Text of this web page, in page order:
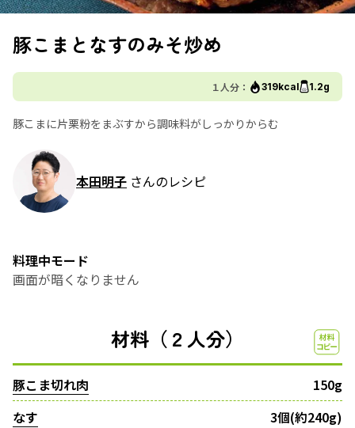
豚こまとなすのみそ炒め
１人分： 319kcal 1.2g
豚こまに片栗粉をまぶすから調味料がしっかりからむ
本田明子 さんのレシピ
料理中モード
画面が暗くなりません
材料（２人分）
豚こま切れ肉
150g
なす
3個(約240g)